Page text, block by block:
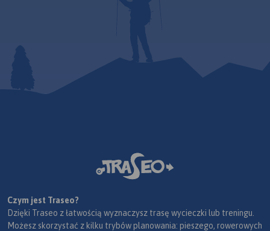
Czym jest Traseo?
Dzięki Traseo z łatwością wyznaczysz trasę wycieczki lub treningu.
Możesz skorzystać z kilku trybów planowania: pieszego, rowerowych